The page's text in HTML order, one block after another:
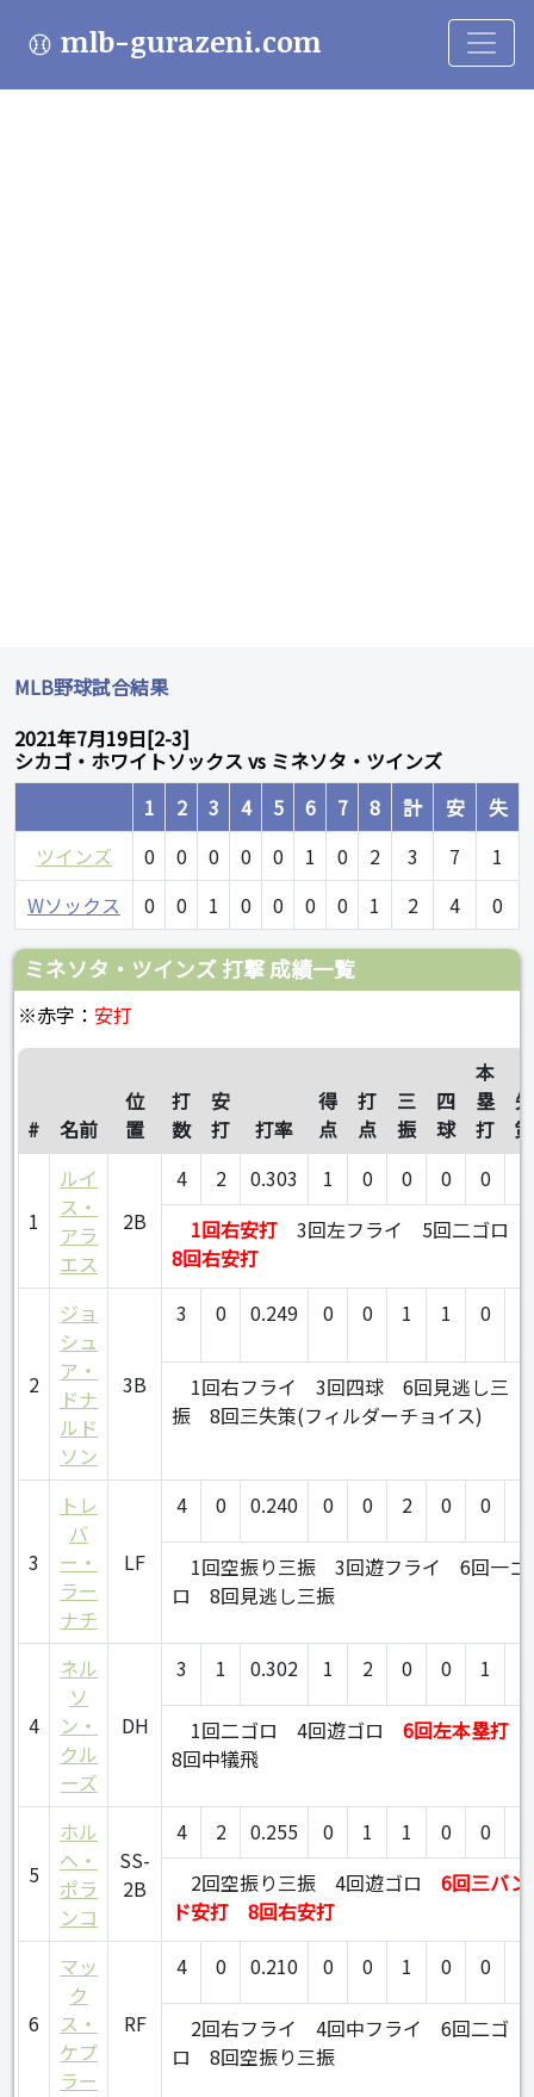
mlb-gurazeni.com
MLB野球試合結果
2021年7月19日[2-3]
シカゴ・ホワイトソックス vs ミネソタ・ツインズ
1
2 3 4 5 6 7 8 計 安
失
ツインズ
0 0 0 0 0 1 0 2 3 7
1
Wソックス
0 0 1 0 0 0 0 1 2 4 0
ミネソタ・ツインズ 打撃 成績一覧
※赤字：安打
# 名前
位
置
打
数
安
打
打率
得
点
打
点
三
振
四
球
本
塁
打
失
策
1
ルイ
ス・
アラ
エス
2B
4 2 0.303 1 0 0 0 0
1回右安打
3回左フライ
5回二ゴロ
8回右安打
2
ジョ
シュ
ア・
ドナ
ルド
ソン
3B
3 0 0.249 0 0 1 1 0
1回右フライ 3回四球
6回見逃し三
振
8回三失策(フィルダーチョイス)
3
トレ
バ
ー・
ラー
ナチ
LF
4 0 0.240 0 0 2 0 0
1回空振り三振 3回遊フライ
6回一ゴ
ロ
8回見逃し三振
4
ネル
ソ
ン・
クル
ーズ
DH
3 1 0.302 1 2 0 0 1
1回二ゴロ 4回遊ゴロ
6回左本塁打
8回中犠飛
5
ホル
ヘ・
ポラ
ンコ
SS-
2B
4 2 0.255 0 1 1 0 0
2回空振り三振
4回遊ゴロ
6回三バン
ド安打
8回右安打
6
マッ
ク
ス・
ケプ
ラー
RF
4 0 0.210 0 0 1 0 0
2回右フライ 4回中フライ
6回二ゴ
ロ
8回空振り三振